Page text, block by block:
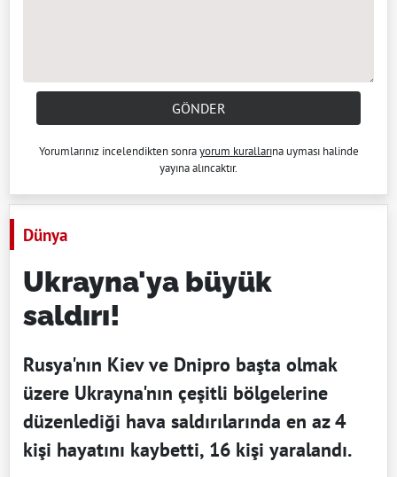
GÖNDER
Yorumlarınız incelendikten sonrayorum kurallarına uyması halinde
yayına alıncaktır.
Dünya
Ukrayna'ya büyük
saldırı!
Rusya'nın Kiev ve Dnipro başta olmak
üzere Ukrayna'nın çeşitli bölgelerine
düzenlediği hava saldırılarında en az 4
kişi hayatını kaybetti, 16 kişi yaralandı.